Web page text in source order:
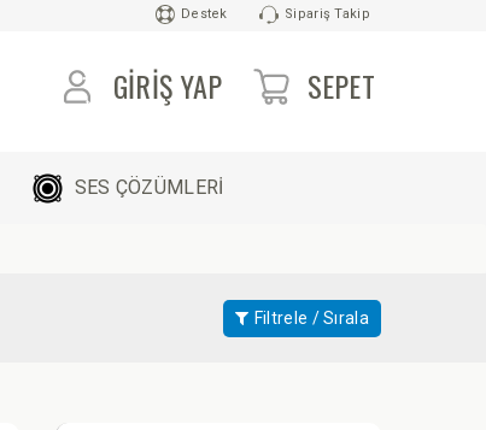
Destek Sipariş Takip
SEPET
GIRIŞ YAP
SES ÇÖZÜMLERİ
Filtrele / Sırala